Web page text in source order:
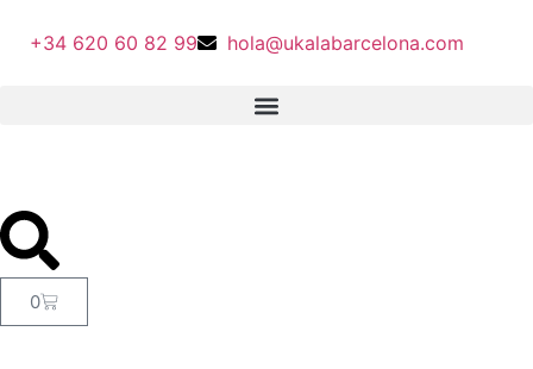
+34 620 60 82 99 hola@ukalabarcelona.com
0